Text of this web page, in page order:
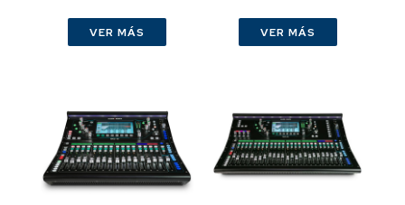
VER MÁS VER MÁS